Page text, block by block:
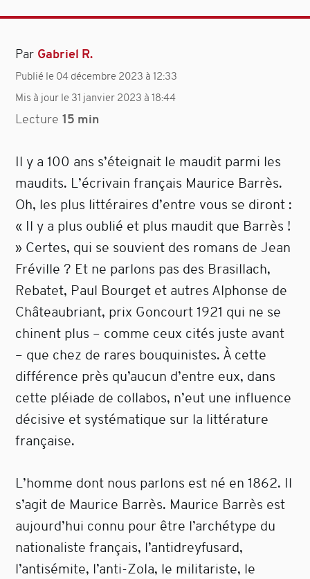
Par Gabriel R.
Publié le 04 décembre 2023 à 12:33
Mis à jour le 31 janvier 2023 à 18:44
Lecture 15 min
Il y a 100 ans s’éteignait le maudit parmi les
maudits. L’écrivain français Maurice Barrès.
Oh, les plus littéraires d’entre vous se diront :
« Il y a plus oublié et plus maudit que Barrès !
» Certes, qui se souvient des romans de Jean
Fréville ? Et ne parlons pas des Brasillach,
Rebatet, Paul Bourget et autres Alphonse de
Châteaubriant, prix Goncourt 1921 qui ne se
chinent plus – comme ceux cités juste avant
– que chez de rares bouquinistes. À cette
différence près qu’aucun d’entre eux, dans
cette pléiade de collabos, n’eut une influence
décisive et systématique sur la littérature
française.
L’homme dont nous parlons est né en 1862. Il
s’agit de Maurice Barrès. Maurice Barrès est
aujourd’hui connu pour être l’archétype du
nationaliste français, l’antidreyfusard,
l’antisémite, l’anti-Zola, le militariste, le